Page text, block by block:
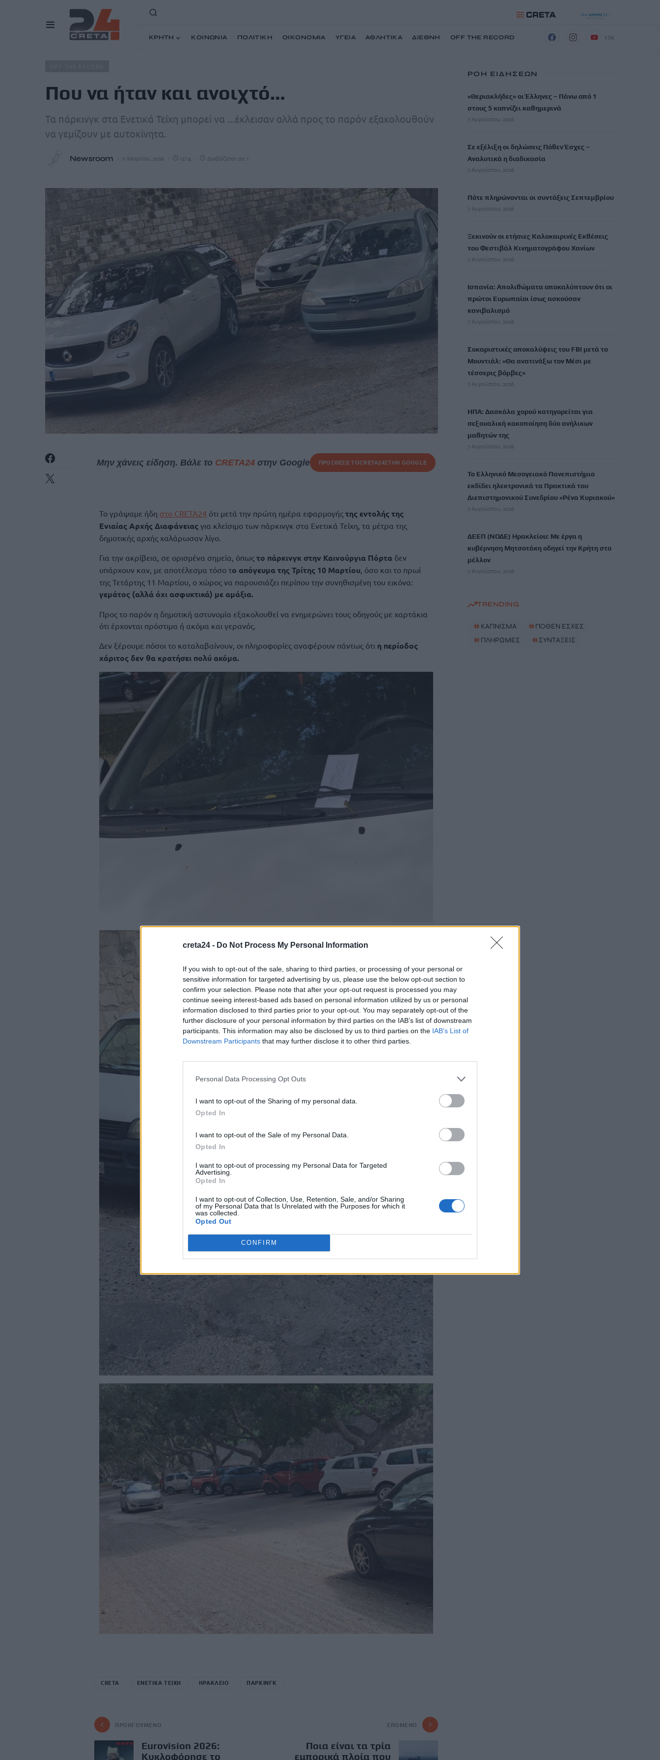
creta24 - Do Not Process My Personal Information
If you wish to opt-out of the sale, sharing to third parties, or processing of your personal or
sensitive information for targeted advertising by us, please use the below opt-out section to
confirm your selection. Please note that after your opt-out request is processed you may
continue seeing interest-based ads based on personal information utilized by us or personal
information disclosed to third parties prior to your opt-out. You may separately opt-out of the
further disclosure of your personal information by third parties on the IAB’s list of downstream
participants. This information may also be disclosed by us to third parties on the IAB’s List of
Downstream Participants that may further disclose it to other third parties.
Personal Data Processing Opt Outs
I want to opt-out of the Sharing of my personal data.
Opted In
I want to opt-out of the Sale of my Personal Data.
Opted In
I want to opt-out of processing my Personal Data for Targeted
Advertising.
Opted In
I want to opt-out of Collection, Use, Retention, Sale, and/or Sharing
of my Personal Data that Is Unrelated with the Purposes for which it
was collected.
Opted Out
CONFIRM
ΚΡΗΤΗ ΚΟΙΝΩΝΙΑ ΠΟΛΙΤΙΚΗ ΟΙΚΟΝΟΜΙΑ ΥΓΕΙΑ ΑΘΛΗΤΙΚΑ ΔΙΕΘΝΗ OFF THE RECORD 13K
Που να ήταν και ανοιχτό…
Τα πάρκινγκ στα Ενετικά Τείχη μπορεί να ...έκλεισαν αλλά προς το παρόν εξακολουθούν
να γεμίζουν με αυτοκίνητα.
Newsroom 11 Μαρτίου, 2026 12:14 Διαβάζεται σε 1'
Μην χάνεις είδηση. Βάλε το CRETA24στην Google ΠΡΟΣΘΕΣΕ ΤΟCRETA24ΣΤΗΝ GOOGLE
Το γράψαμε ήδη στο CRETA24 ότι μετά την πρώτη ημέρα εφαρμογής της εντολής της
Ενιαίας Αρχής Διαφάνειας για κλείσιμο των πάρκινγκ στα Ενετικά Τείχη, τα μέτρα της
δημοτικής αρχής χαλάρωσαν λίγο.
Για την ακρίβεια, σε ορισμένα σημεία, όπως το πάρκινγκ στην Καινούργια Πόρτα δεν
υπάρχουν καν, με αποτέλεσμα τόσο το απόγευμα της Τρίτης 10 Μαρτίου, όσο και το πρωί
της Τετάρτης 11 Μαρτίου, ο χώρος να παρουσιάζει περίπου την συνηθισμένη του εικόνα:
γεμάτος (αλλά όχι ασφυκτικά) με αμάξια.
Προς το παρόν η δημοτική αστυνομία εξακολουθεί να ενημερώνει τους οδηγούς με χαρτάκια
ότι έρχονται πρόστιμα ή ακόμα και γερανός.
Δεν ξέρουμε πόσοι το καταλαβαίνουν, οι πληροφορίες αναφέρουν πάντως ότι η περίοδος
χάριτος δεν θα κρατήσει πολύ ακόμα.
CRETA ΕΝΕΤΙΚΑ ΤΕΙΧΗ ΗΡΑΚΛΕΙΟ ΠΑΡΚΙΝΓΚ
ΠΡΟΗΓΟΎΜΕΝΟ
Eurovision 2026:
Κυκλοφόρησε το
ΕΠΌΜΕΝΟ
Ποια είναι τα τρία
εμπορικά πλοία που
ΡΟΗ ΕΙΔΗΣΕΩΝ
«Θεριακλήδες» οι Έλληνες – Πάνω από 1
στους 5 καπνίζει καθημερινά
7 Αυγούστου, 2026
Σε εξέλιξη οι δηλώσεις Πόθεν Έσχες –
Αναλυτικά η διαδικασία
7 Αυγούστου, 2026
Πότε πληρώνονται οι συντάξεις Σεπτεμβρίου
7 Αυγούστου, 2026
Ξεκινούν οι ετήσιες Καλοκαιρινές Εκθέσεις
του Φεστιβάλ Κινηματογράφου Χανίων
7 Αυγούστου, 2026
Ισπανία: Απολιθώματα αποκαλύπτουν ότι οι
πρώτοι Ευρωπαίοι ίσως ασκούσαν
κανιβαλισμό
7 Αυγούστου, 2026
Σοκαριστικές αποκαλύψεις του FBI μετά το
Μουντιάλ: «Θα ανατινάξω τον Μέσι με
τέσσερις βόμβες»
7 Αυγούστου, 2026
ΗΠΑ: Δασκάλα χορού κατηγορείται για
σεξουαλική κακοποίηση δύο ανήλικων
μαθητών της
7 Αυγούστου, 2026
Το Ελληνικό Μεσογειακό Πανεπιστήμιο
εκδίδει ηλεκτρονικά τα Πρακτικά του
Διεπιστημονικού Συνεδρίου «Ρένα Κυριακού»
7 Αυγούστου, 2026
ΔΕΕΠ (ΝΟΔΕ) Ηρακλείου: Με έργα η
κυβέρνηση Μητσοτάκη οδηγεί την Κρήτη στο
μέλλον
7 Αυγούστου, 2026
TRENDING
# ΚΑΠΝΙΣΜΑ #ΠΟΘΕΝ ΕΣΧΕΣ
# ΠΛΗΡΩΜΕΣ #ΣΥΝΤΑΞΕΙΣ